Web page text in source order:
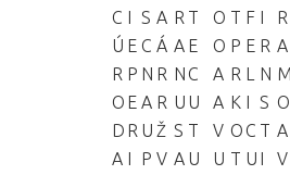
C I S A R T O T F I R
Ú E C Á A E O P E R A
R P N R N C A R L N M
O E A R U U A K I S O
D R U Ž S T V O C T A
A I P V A U U T U I V